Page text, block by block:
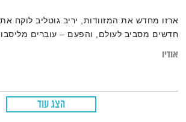
ארזו מחדש את המזוודות, יריב גוטליב לוקח
חדשים מסביב לעולם, והפעם – עוברים
אודיו
הצג עוד